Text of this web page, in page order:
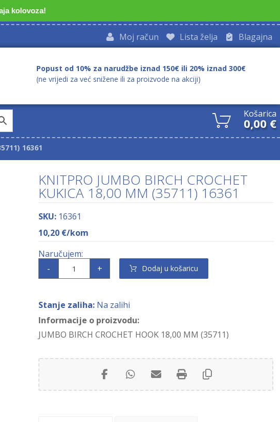
kolovoza!
Blagajna
Lista želja
Moj račun
Popust od 10% za narudžbe iznad 150€ ili 20% iznad 300€
(ne vrijedi za već snižene ili za proizvode na akciji)
Košarica
0,00 €
16361
KNITPRO JUMBO BIRCH CROCHET
KUKICA 18,00 MM (35711) 16361
SKU: 16361
10,20 €/kom
- + Dodaj u košaricu
Stanje zaliha: Na zalihi
Informacije o proizvodu:
JUMBO BIRCH CROCHET HOOK 18,00 MM (35711)